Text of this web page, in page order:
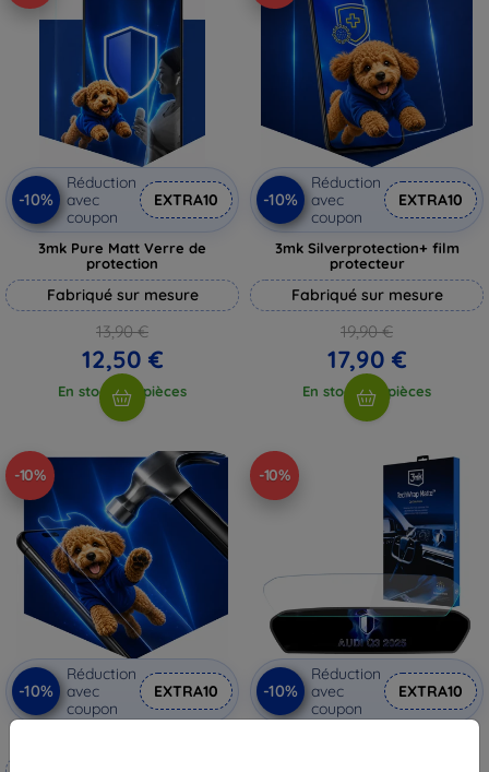
-10%
Réduction
avec
coupon
EXTRA10
3mk Pure Matt Verre de
protection
Fabriqué sur mesure
13,90 €
12,50 €
En stock > 5 pièces
-10%
Réduction
avec
coupon
EXTRA10
3mk Silverprotection+ film
protecteur
Fabriqué sur mesure
19,90 €
17,90 €
En stock > 5 pièces
-10%
-10%
Réduction
avec
coupon
EXTRA10
-10%
-10%
Réduction
avec
coupon
EXTRA10